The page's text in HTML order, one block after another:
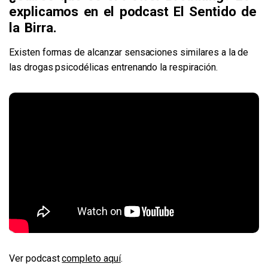
explicamos en el podcast El Sentido de
la Birra.
Existen formas de alcanzar sensaciones similares a la de
las drogas psicodélicas entrenando la respiración.
Ver podcastcompleto aquí.